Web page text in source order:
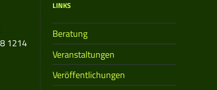
1214
LINKS
Beratung
Veranstaltungen
Veröffentlichungen